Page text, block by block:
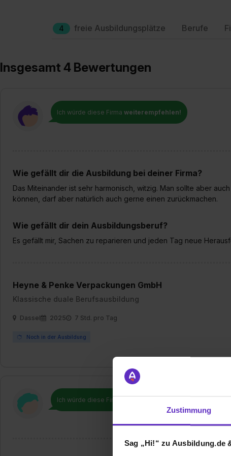
Zustimmung
Sag „Hi!“ zu Ausbildung.de
4 freie Ausbildungsplätze Berufe
Insgesamt 4 Bewertungen
Ich würde diese Firma weiterempfehlen!
Wie gefällt dir die Ausbildung bei deiner Firma?
Das Miteinander ist sehr harmonisch, witzig. Man sollte aber
können, darf aber natürlich auch gerne einen zurückmachen.
Wie gefällt dir dein Ausbildungsberuf?
Es gefällt mir, Sachen zu reparieren und jeden Tag neue
Heyne & Penke Verpackungen GmbH
Klassische duale Berufsausbildung
Dassel 2025 7 Std. pro Tag
Noch in der Ausbildung
Ich würde diese Firma